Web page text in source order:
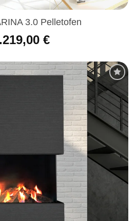
3.0 Pelletofen
€
Produkt
merken